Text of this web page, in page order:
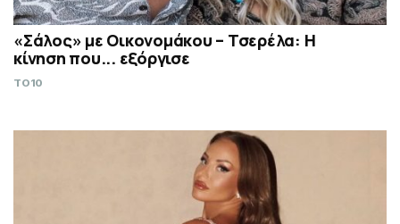
«Σάλος» με Οικονομάκου – Τσερέλα: Η
κίνηση που... εξόργισε
TO10